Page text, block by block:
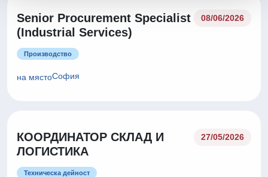
Senior Procurement Specialist
(Industrial Services)
08/06/2026
Производство
на мястоСофия
КООРДИНАТОР СКЛАД И
ЛОГИСТИКА
27/05/2026
Техническа дейност